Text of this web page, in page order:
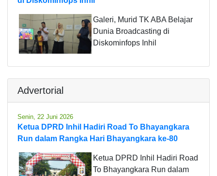
Galeri, Murid TK ABA Belajar
Dunia Broadcasting di
Diskominfops Inhil
Advertorial
Senin, 22 Juni 2026
Ketua DPRD Inhil Hadiri Road To Bhayangkara
Run dalam Rangka Hari Bhayangkara ke-80
Ketua DPRD Inhil Hadiri Road
To Bhayangkara Run dalam